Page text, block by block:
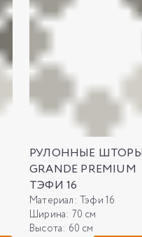
РУЛОННЫЕ ШТОРЫ
GRANDE PREMIUM
ТЭФИ 16
Материал: Тэфи 16
Ширина: 70 см
Высота: 60 см